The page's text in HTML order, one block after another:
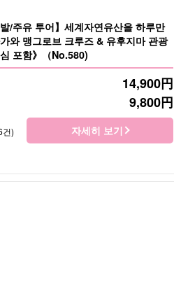
/주유 투어】세계자연유산을 하루만
와 맹그로브 크루즈 & 유후지마 관광
포함》（No.580)
14,900円
9,800円
건) 자세히 보기